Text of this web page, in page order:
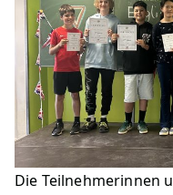
Die Teilnehmerinnen